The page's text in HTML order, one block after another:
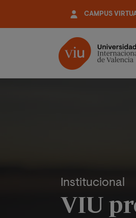
contenido
CAMPUS
Institucional
VIU